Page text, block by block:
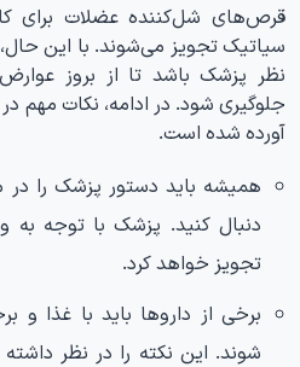
قرص‌های شل‌کننده عضلات برای
سیاتیک تجویز می‌شوند. با این
نظر پزشک باشد تا از بروز
جلوگیری شود. در ادامه، نکات مهم
آورده شده است.
همیشه باید دستور پزشک را
دنبال کنید. پزشک با توجه به
تجویز خواهد کرد.
برخی از داروها باید با غذا
شوند. این نکته را در نظر